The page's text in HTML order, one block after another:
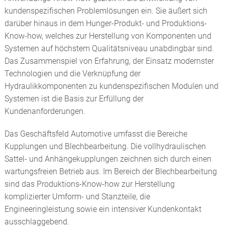
kundenspezifischen Problemlösungen ein. Sie äußert sich
darüber hinaus in dem Hunger-Produkt- und Produktions-
Know-how, welches zur Herstellung von Komponenten und
Systemen auf höchstem Qualitätsniveau unabdingbar sind.
Das Zusammenspiel von Erfahrung, der Einsatz modernster
Technologien und die Verknüpfung der
Hydraulikkomponenten zu kundenspezifischen Modulen und
Systemen ist die Basis zur Erfüllung der
Kundenanforderungen.
Das Geschäftsfeld Automotive umfasst die Bereiche
Kupplungen und Blechbearbeitung. Die vollhydraulischen
Sattel- und Anhängekupplungen zeichnen sich durch einen
wartungsfreien Betrieb aus. Im Bereich der Blechbearbeitung
sind das Produktions-Know-how zur Herstellung
komplizierter Umform- und Stanzteile, die
Engineeringleistung sowie ein intensiver Kundenkontakt
ausschlaggebend.